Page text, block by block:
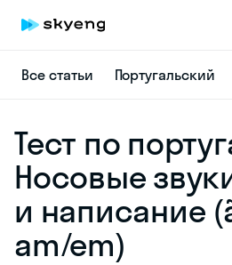
Все статьи Португальский
Тест по
Носовые
и написание
am/em)
online